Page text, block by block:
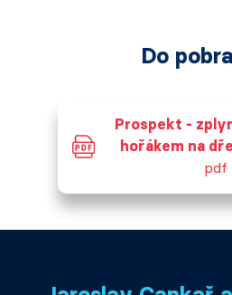
Do
Prospekt -
hořákem na
pdf